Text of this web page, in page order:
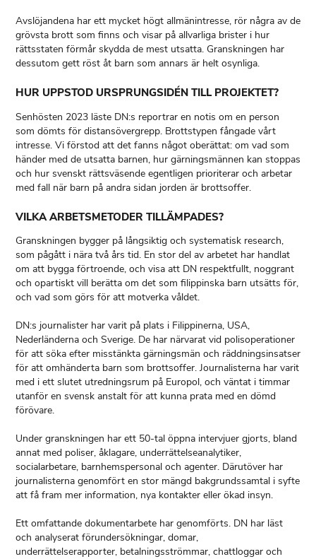
Avslöjandena har ett mycket högt allmänintresse, rör några av de
grövsta brott som finns och visar på allvarliga brister i hur
rättsstaten förmår skydda de mest utsatta. Granskningen har
dessutom gett röst åt barn som annars är helt osynliga.
HUR UPPSTOD URSPRUNGSIDÉN TILL PROJEKTET?
Senhösten 2023 läste DN:s reportrar en notis om en person
som dömts för distansövergrepp. Brottstypen fångade vårt
intresse. Vi förstod att det fanns något oberättat: om vad som
händer med de utsatta barnen, hur gärningsmännen kan stoppas
och hur svenskt rättsväsende egentligen prioriterar och arbetar
med fall när barn på andra sidan jorden är brottsoffer.
VILKA ARBETSMETODER TILLÄMPADES?
Granskningen bygger på långsiktig och systematisk research,
som pågått i nära två års tid. En stor del av arbetet har handlat
om att bygga förtroende, och visa att DN respektfullt, noggrant
och opartiskt vill berätta om det som filippinska barn utsätts för,
och vad som görs för att motverka våldet.
DN:s journalister har varit på plats i Filippinerna, USA,
Nederländerna och Sverige. De har närvarat vid polisoperationer
för att söka efter misstänkta gärningsmän och räddningsinsatser
för att omhänderta barn som brottsoffer. Journalisterna har varit
med i ett slutet utredningsrum på Europol, och väntat i timmar
utanför en svensk anstalt för att kunna prata med en dömd
förövare.
Under granskningen har ett 50-tal öppna intervjuer gjorts, bland
annat med poliser, åklagare, underrättelseanalytiker,
socialarbetare, barnhemspersonal och agenter. Därutöver har
journalisterna genomfört en stor mängd bakgrundssamtal i syfte
att få fram mer information, nya kontakter eller ökad insyn.
Ett omfattande dokumentarbete har genomförts. DN har läst
och analyserat förundersökningar, domar,
underrättelserapporter, betalningsströmmar, chattloggar och